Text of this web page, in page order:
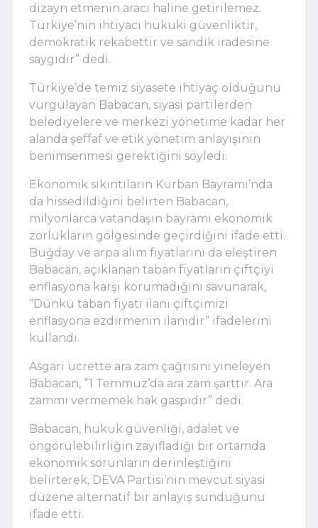
dizayn etmenin aracı haline getirilemez.
Türkiye’nin ihtiyacı hukuki güvenliktir,
demokratik rekabettir ve sandık iradesine
saygıdır” dedi.
Türkiye’de temiz siyasete ihtiyaç olduğunu
vurgulayan Babacan, siyasi partilerden
belediyelere ve merkezi yönetime kadar her
alanda şeffaf ve etik yönetim anlayışının
benimsenmesi gerektiğini söyledi.
Ekonomik sıkıntıların Kurban Bayramı’nda
da hissedildiğini belirten Babacan,
milyonlarca vatandaşın bayramı ekonomik
zorlukların gölgesinde geçirdiğini ifade etti.
Buğday ve arpa alım fiyatlarını da eleştiren
Babacan, açıklanan taban fiyatların çiftçiyi
enflasyona karşı korumadığını savunarak,
“Dünkü taban fiyatı ilanı çiftçimizi
enflasyona ezdirmenin ilanıdır” ifadelerini
kullandı.
Asgari ücrette ara zam çağrısını yineleyen
Babacan, “1 Temmuz’da ara zam şarttır. Ara
zammı vermemek hak gaspıdır” dedi.
Babacan, hukuk güvenliği, adalet ve
öngörülebilirliğin zayıfladığı bir ortamda
ekonomik sorunların derinleştiğini
belirterek, DEVA Partisi’nin mevcut siyasi
düzene alternatif bir anlayış sunduğunu
ifade etti.